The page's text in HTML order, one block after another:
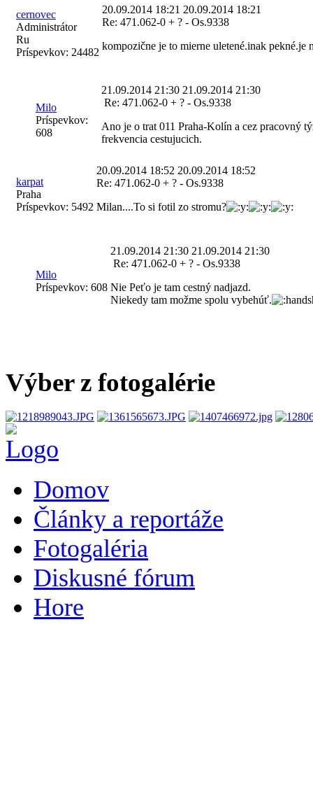
cernovec
Administrátor
Ru
Príspevkov: 24482
20.09.2014 18:21 20.09.2014 18:21
Re: 471.062-0 + ? - Os.9338
kompozične je to mierne uletené.inak pekné.je
Milo
Príspevkov:
608
21.09.2014 21:30 21.09.2014 21:30
Re: 471.062-0 + ? - Os.9338
Ano je o trat 011 Praha-Kolín a cez pracovný
frekvencia cestujucich.
karpat
Praha
Príspevkov: 5492
20.09.2014 18:52 20.09.2014 18:52
Re: 471.062-0 + ? - Os.9338
Milan....To si fotil zo stromu?
Milo
Príspevkov: 608
21.09.2014 21:30 21.09.2014 21:30
Re: 471.062-0 + ? - Os.9338
Nie Peťo je tam cestný nadjazd.
Niekedy tam možme spolu vybehúť.
Výber z fotogalérie
Domov
Články a reportáže
Fotogaléria
Diskusné fórum
Hore